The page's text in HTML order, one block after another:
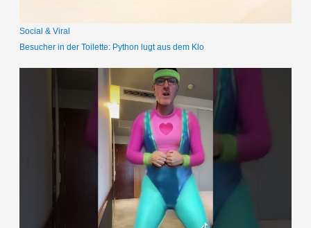
Social & Viral
Besucher in der Toilette: Python lugt aus dem Klo